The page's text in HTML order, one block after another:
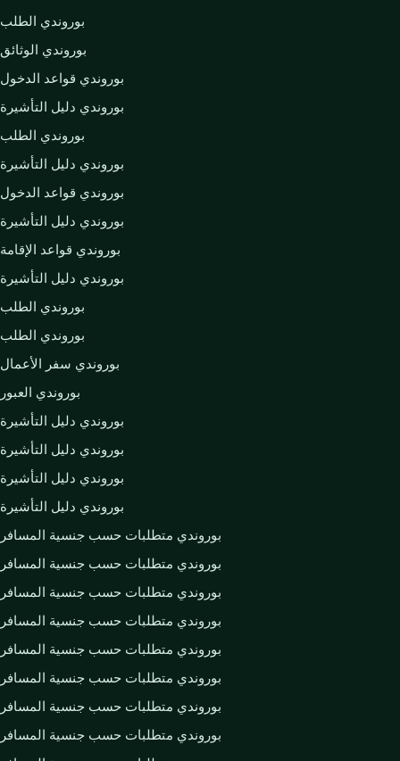
بوروندي الطلب
بوروندي الوثائق
بوروندي قواعد الدخول
بوروندي دليل التأشيرة
بوروندي الطلب
بوروندي دليل التأشيرة
بوروندي قواعد الدخول
بوروندي دليل التأشيرة
بوروندي قواعد الإقامة
بوروندي دليل التأشيرة
بوروندي الطلب
بوروندي الطلب
بوروندي سفر الأعمال
بوروندي العبور
بوروندي دليل التأشيرة
بوروندي دليل التأشيرة
بوروندي دليل التأشيرة
بوروندي دليل التأشيرة
بوروندي متطلبات حسب جنسية المسافر
بوروندي متطلبات حسب جنسية المسافر
بوروندي متطلبات حسب جنسية المسافر
بوروندي متطلبات حسب جنسية المسافر
بوروندي متطلبات حسب جنسية المسافر
بوروندي متطلبات حسب جنسية المسافر
بوروندي متطلبات حسب جنسية المسافر
بوروندي متطلبات حسب جنسية المسافر